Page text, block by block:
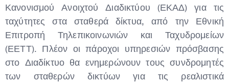
Κανονισμού Ανοιχτού Διαδικτύου (ΕΚΑΔ) για τις
ταχύτητες στα σταθερά δίκτυα, από την Εθνική
Επιτροπή Τηλεπικοινωνιών και Ταχυδρομείων
(ΕΕΤΤ). Πλέον οι πάροχοι υπηρεσιών πρόσβασης
στο Διαδίκτυο θα ενημερώνουν τους συνδρομητές
των σταθερών δικτύων για τις ρεαλιστικά